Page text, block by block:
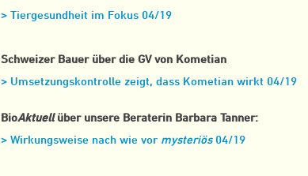
> Tiergesundheit im Fokus 04/19
Schweizer Bauer über die GV von Kometian
> Umsetzungskontrolle zeigt, dass Kometian wirkt 04/19
BioAktuellüber unsere Beraterin Barbara Tanner:
> Wirkungsweise nach wie vor mysteriös 04/19